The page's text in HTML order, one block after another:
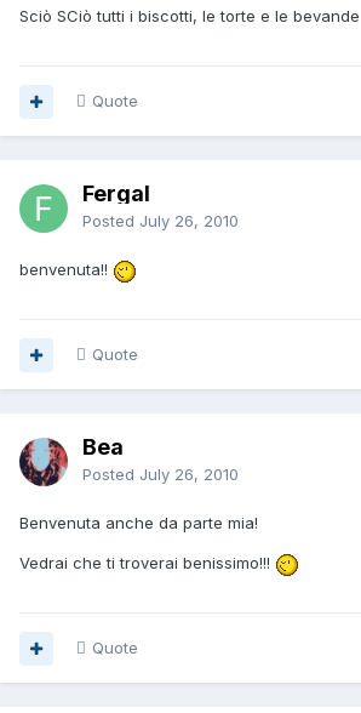
Sciò SCiò tutti i biscotti, le torte e le bevande
Quote
Fergal
Posted July 26, 2010
benvenuta!!
Quote
Bea
Posted July 26, 2010
Benvenuta anche da parte mia!
Vedrai che ti troverai benissimo!!!
Quote